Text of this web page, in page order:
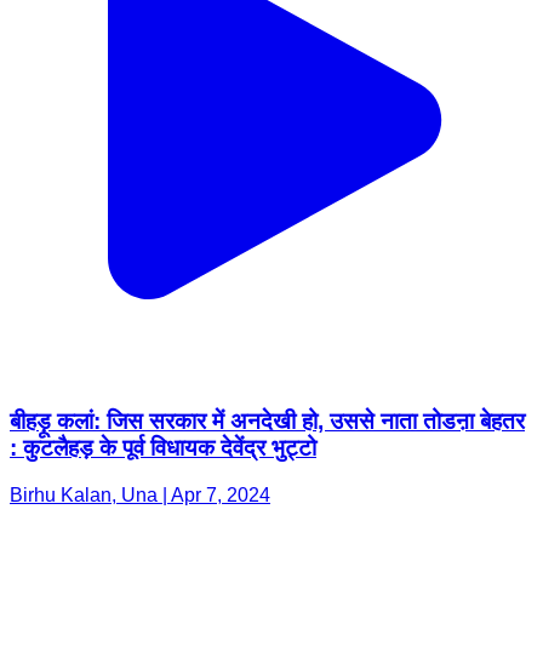
बीहड़ू कलां: जिस सरकार में अनदेखी हो, उससे नाता तोडऩा बेहतर
: कुटलैहड़ के पूर्व विधायक देवेंद्र भुट्टो